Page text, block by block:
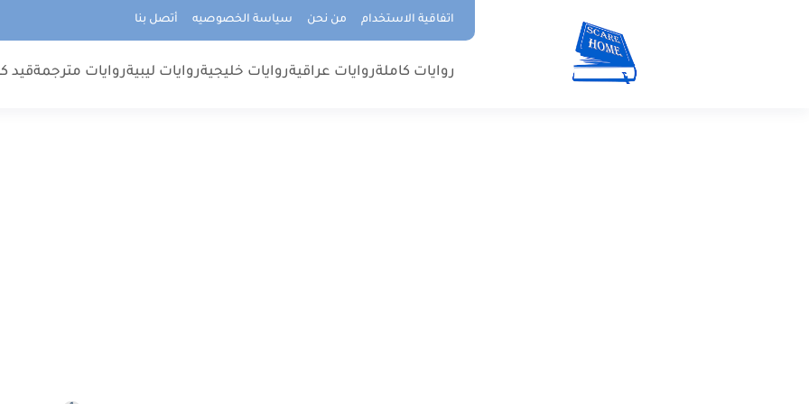
اتفاقية الاستخدام من نحن سياسة الخصوصيه أتصل بنا
روايات كاملةروايات عراقيةروايات خليجيةروايات ليبيةروايات مترجمةقيد